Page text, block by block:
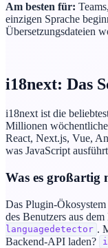
Am besten für:
einzigen Sprache
Übersetzungsdateien
i18next: Das
i18next ist die
Millionen
React, Next.js, Vue,
was JavaScript
Was es großartig
Das Plugin-
des Benutzers aus
languagedetector .
Backend-API laden?